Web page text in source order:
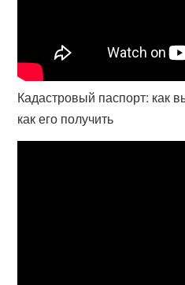
Кадастровый паспорт: как
как его получить